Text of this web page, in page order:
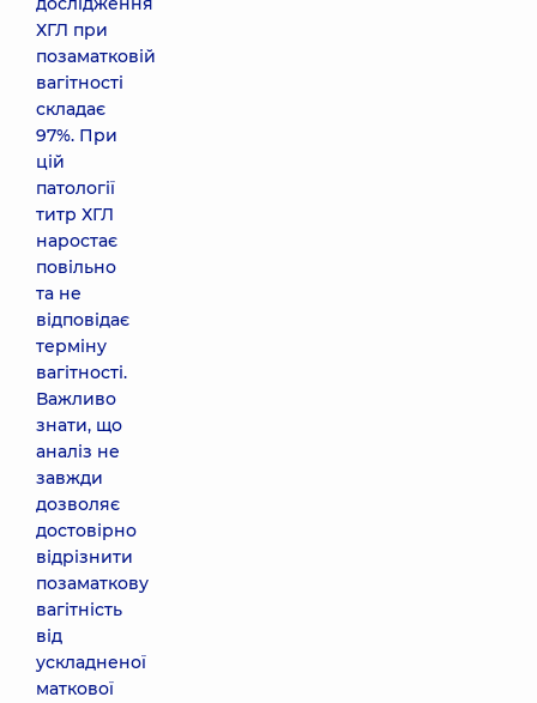
ХГЛ при
позаматковій
вагітності
складає
97%. При
цій
патології
титр ХГЛ
наростає
повільно
та не
відповідає
терміну
вагітності.
Важливо
знати, що
аналіз не
завжди
дозволяє
достовірно
відрізнити
позаматкову
вагітність
від
ускладненої
маткової